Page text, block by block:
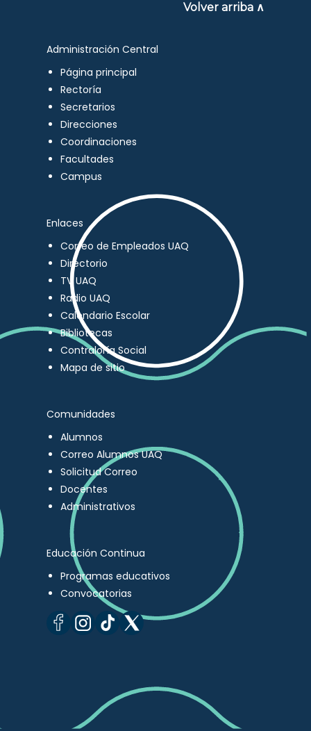
Volver arriba ∧
Administración Central
Página principal
Rectoría
Secretarios
Direcciones
Coordinaciones
Facultades
Campus
Enlaces
Correo de Empleados UAQ
Directorio
TV UAQ
Radio UAQ
Calendario Escolar
Bibliotecas
Contraloría Social
Mapa de sitio
Comunidades
Alumnos
Correo Alumnos UAQ
Solicitud Correo
Docentes
Administrativos
Educación Continua
Programas educativos
Convocatorias